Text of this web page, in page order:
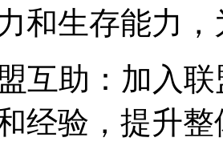
和生存能力
互助：加入
经验，提升